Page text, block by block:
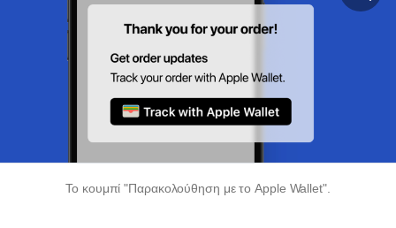
Το κουμπί "Παρακολούθηση με το Apple Wallet".